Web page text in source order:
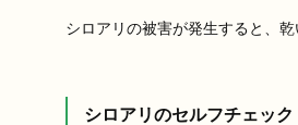
シロアリの被害が発生すると、
シロアリのセルフチェック